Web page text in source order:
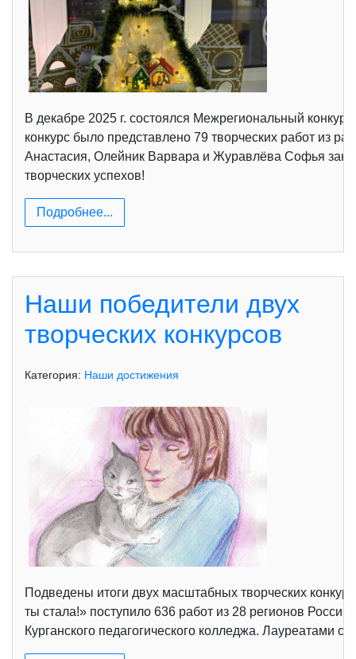
В декабре 2025 г. состоялся Межрегиональный
конкурс было представлено 79 творческих работ из
Анастасия, Олейник Варвара и Журавлёва Софья
творческих успехов!
Подробнее...
Наши победители двух
творческих конкурсов
Категория: Наши достижения
Подведены итоги двух масштабных творческих
ты стала!» поступило 636 работ из 28 регионов
Курганского педагогического колледжа.